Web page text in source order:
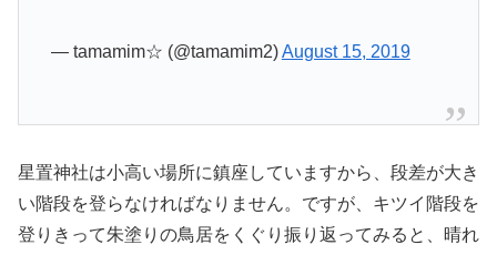
— tamamim☆ (@tamamim2)August 15, 2019
星置神社は小高い場所に鎮座していますから、段差が大き
い階段を登らなければなりません。ですが、キツイ階段を
登りきって朱塗りの鳥居をくぐり振り返ってみると、晴れ